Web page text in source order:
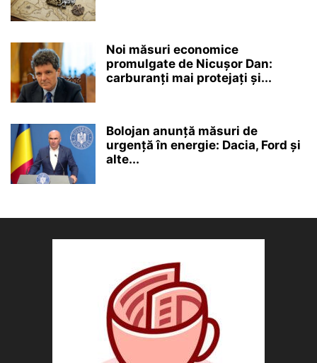
Noi măsuri economice
promulgate de Nicușor Dan:
carburanți mai protejați și...
Bolojan anunță măsuri de
urgență în energie: Dacia, Ford și
alte...